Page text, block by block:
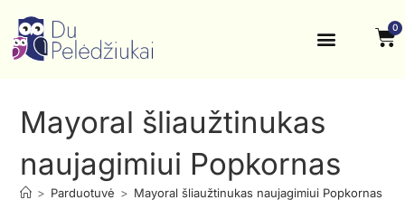
0
Mayoral šliaužtinukas
naujagimiui Popkornas
> Parduotuvė > Mayoral šliaužtinukas naujagimiui Popkornas